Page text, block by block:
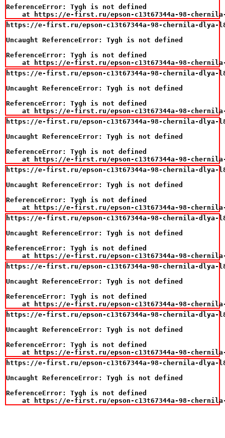
ReferenceError: Tygh is not defined
at https://e-first.ru/epson-c13t67344a-98-
https://e-first.ru/epson-c13t67344a-98-chernila-dlya-
Uncaught ReferenceError: Tygh is not defined
ReferenceError: Tygh is not defined
at https://e-first.ru/epson-c13t67344a-98-
https://e-first.ru/epson-c13t67344a-98-chernila-dlya-
Uncaught ReferenceError: Tygh is not defined
ReferenceError: Tygh is not defined
at https://e-first.ru/epson-c13t67344a-98-
https://e-first.ru/epson-c13t67344a-98-chernila-dlya-
Uncaught ReferenceError: Tygh is not defined
ReferenceError: Tygh is not defined
at https://e-first.ru/epson-c13t67344a-98-
https://e-first.ru/epson-c13t67344a-98-chernila-dlya-
Uncaught ReferenceError: Tygh is not defined
ReferenceError: Tygh is not defined
at https://e-first.ru/epson-c13t67344a-98-
https://e-first.ru/epson-c13t67344a-98-chernila-dlya-
Uncaught ReferenceError: Tygh is not defined
ReferenceError: Tygh is not defined
at https://e-first.ru/epson-c13t67344a-98-
https://e-first.ru/epson-c13t67344a-98-chernila-dlya-
Uncaught ReferenceError: Tygh is not defined
ReferenceError: Tygh is not defined
at https://e-first.ru/epson-c13t67344a-98-
https://e-first.ru/epson-c13t67344a-98-chernila-dlya-
Uncaught ReferenceError: Tygh is not defined
ReferenceError: Tygh is not defined
at https://e-first.ru/epson-c13t67344a-98-
https://e-first.ru/epson-c13t67344a-98-chernila-dlya-
Uncaught ReferenceError: Tygh is not defined
ReferenceError: Tygh is not defined
at https://e-first.ru/epson-c13t67344a-98-